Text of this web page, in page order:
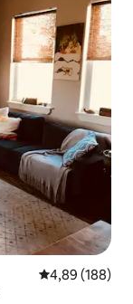
Średnia
4,89 (188)